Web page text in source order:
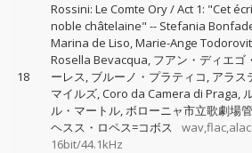
18
Rossini: Le Comte Ory / Act 1: "Cet
noble châtelaine" -- Stefania
Marina de Liso Marie-Ange
Rosella Bevacqua フアン・ディエゴ
ーレス ブルーノ・プラティコ アラス
マイルズ Coro da Camera di Praga
ル・マートル ボローニャ市立歌劇場
ヘスス・ロペス=コボス
wav,flac,alac:
16bit/44.1kHz